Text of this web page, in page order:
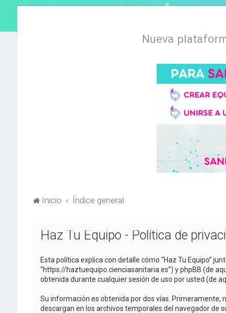
Nueva
Inicio Índice general
Haz Tu Equipo - Política de
Esta política explica con detalle cómo “Haz Tu Equipo”
“https://haztuequipo.cienciasanitaria.es”) y phpBB (de
obtenida durante cualquier sesión de uso por usted (de
Su información es obtenida por dos vías. Primeramente,
descargan en los archivos temporales del navegador de